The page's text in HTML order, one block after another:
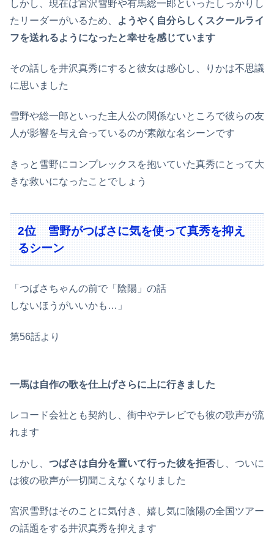
しかし、現在は宮沢雪野や有馬総一郎といったしっかりし
たリーダーがいるため、
ようやく自分らしくスクールライ
フを送れるようになったと幸せを感じています
その話しを井沢真秀にすると彼女は感心し、りかは不思議
に思いました
雪野や総一郎といった主人公の関係ないところで彼らの友
人が影響を与え合っているのが素敵な名シーンです
きっと雪野にコンプレックスを抱いていた真秀にとって大
きな救いになったことでしょう
2位 雪野がつばさに気を使って真秀を抑え
るシーン
「つばさちゃんの前で「陰陽」の話
しないほうがいいかも…」
第56話より
一馬は自作の歌を仕上げさらに上に行きました
レコード会社とも契約し、街中やテレビでも彼の歌声が流
れます
しかし、 つばさは自分を置いて行った彼を拒否し、ついに
は彼の歌声が一切聞こえなくなりました
宮沢雪野はそのことに気付き、嬉し気に陰陽の全国ツアー
の話題をする井沢真秀を抑えます